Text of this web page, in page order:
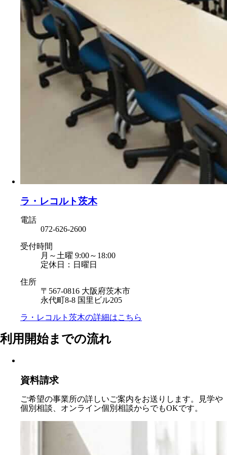
ラ・レコルト茨木
電話
072-626-2600
受付時間
月～土曜 9:00～18:00
定休日：日曜日
住所
〒567-0816 大阪府茨木市
永代町8-8 国里ビル205
ラ・レコルト茨木の詳細はこちら
利用開始までの流れ
資料請求
ご希望の事業所の詳しいご案内をお送りします。見学や
個別相談、オンライン個別相談からでもOKです。